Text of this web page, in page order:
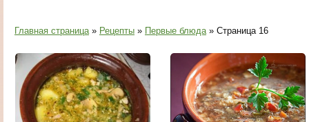
Главная страница» Рецепты » Первые блюда» Страница 16